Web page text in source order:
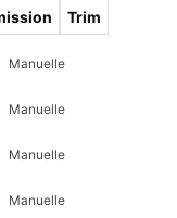
Trim
Manuelle
Manuelle
Manuelle
Manuelle